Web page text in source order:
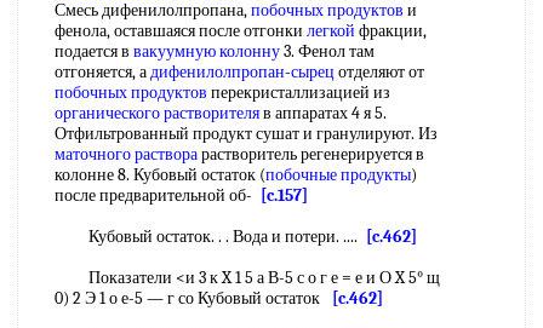
Смесь дифенилолпропана,побочных продуктов и
фенола, оставшаяся после отгонки легкой фракции,
подается в вакуумную колонну3. Фенол там
отгоняется, адифенилолпропан-сырец отделяют от
побочных продуктов перекристаллизацией из
органического растворителяв аппаратах 4 я 5.
Отфильтрованный продукт сушат и гранулируют. Из
маточного растворарастворитель регенерируется в
колонне 8. Кубовый остаток (побочные продукты)
после предварительной об-
[c.157]
Кубовый остаток. . . Вода и потери. ....
[c.462]
Показатели <и 3 к X 1 5 а В-5 с о г е = е и О X 5° щ
0) 2 Э 1 о е-5 — г со Кубовый остаток
[c.462]